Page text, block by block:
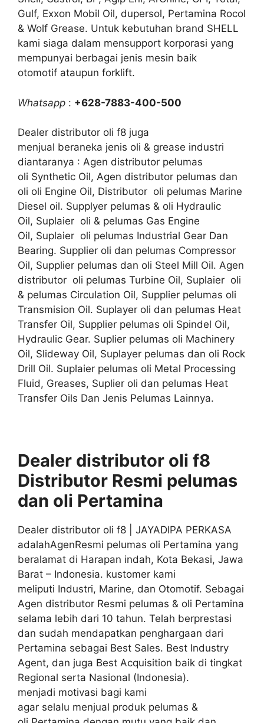
Gulf, Exxon Mobil Oil, dupersol, Pertamina Rocol
& Wolf Grease. Untuk kebutuhan brand SHELL
kami siaga dalam mensupport korporasi yang
mempunyai berbagai jenis mesin baik
otomotif ataupun forklift.
Whatsapp : +628-7883-400-500
Dealer distributor oli f8 juga
menjual beraneka jenis oli & grease industri
diantaranya : Agen distributor pelumas
oli Synthetic Oil, Agen distributor pelumas dan
oli oli Engine Oil, Distributor oli pelumas Marine
Diesel oil. Supplyer pelumas & oli Hydraulic
Oil, Suplaier oli & pelumas Gas Engine
Oil, Suplaier oli pelumas Industrial Gear Dan
Bearing. Supplier oli dan pelumas Compressor
Oil, Supplier pelumas dan oli Steel Mill Oil. Agen
distributor oli pelumas Turbine Oil, Suplaier oli
& pelumas Circulation Oil, Supplier pelumas oli
Transmision Oil. Suplayer oli dan pelumas Heat
Transfer Oil, Supplier pelumas oli Spindel Oil,
Hydraulic Gear. Suplier pelumas oli Machinery
Oil, Slideway Oil, Suplayer pelumas dan oli Rock
Drill Oil. Suplaier pelumas oli Metal Processing
Fluid, Greases, Suplier oli dan pelumas Heat
Transfer Oils Dan Jenis Pelumas Lainnya.
Dealer distributor oli f8
Distributor Resmi pelumas
dan oli Pertamina
Dealer distributor oli f8 | JAYADIPA PERKASA
adalahAgenResmi pelumas oli Pertamina yang
beralamat di Harapan indah, Kota Bekasi, Jawa
Barat – Indonesia. kustomer kami
meliputi Industri, Marine, dan Otomotif. Sebagai
Agen distributor Resmi pelumas & oli Pertamina
selama lebih dari 10 tahun. Telah berprestasi
dan sudah mendapatkan penghargaan dari
Pertamina sebagai Best Sales. Best Industry
Agent, dan juga Best Acquisition baik di tingkat
Regional serta Nasional (Indonesia).
menjadi motivasi bagi kami
agar selalu menjual produk pelumas &